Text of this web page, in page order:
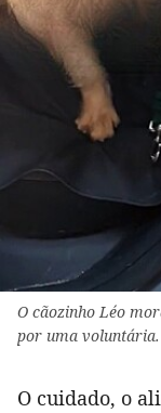
O cãozinho Léo
por uma
O cuidado, o